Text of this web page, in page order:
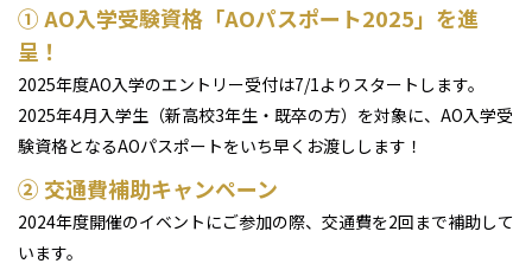
① AO入学受験資格「AOパスポート2025」を進
呈！
2025年度AO入学のエントリー受付は7/1よりスタートします。
2025年4月入学生（新高校3年生・既卒の方）を対象に、AO入学受
験資格となるAOパスポートをいち早くお渡しします！
② 交通費補助キャンペーン
2024年度開催のイベントにご参加の際、交通費を2回まで補助して
います。